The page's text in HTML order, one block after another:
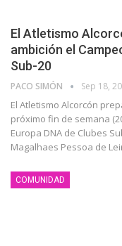
El Atletismo
ambición el
Sub-20
PACO SIMÓN Sep 18,
El Atletismo Alcorcón
próximo fin de semana
Europa DNA de Clubes
Magalhaes Pessoa de
COMUNIDAD